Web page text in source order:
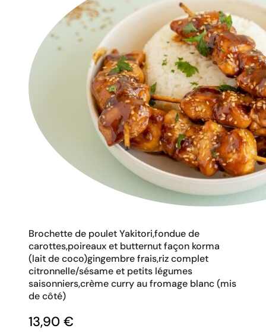
Brochette de poulet Yakitori,fondue de
carottes,poireaux et butternut façon korma
(lait de coco)gingembre frais,riz complet
citronnelle/sésame et petits légumes
saisonniers,crème curry au fromage blanc (mis
de côté)
13,90 €